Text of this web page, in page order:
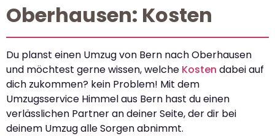
Oberhausen: Kosten
Du planst einen Umzug von Bern nach Oberhausen
und möchtest gerne wissen, welche Kosten dabei auf
dich zukommen? kein Problem! Mit dem
Umzugsservice Himmel aus Bern hast du einen
verlässlichen Partner an deiner Seite, der dir bei
deinem Umzug alle Sorgen abnimmt.